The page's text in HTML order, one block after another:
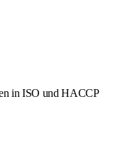
in ISO und HACCP